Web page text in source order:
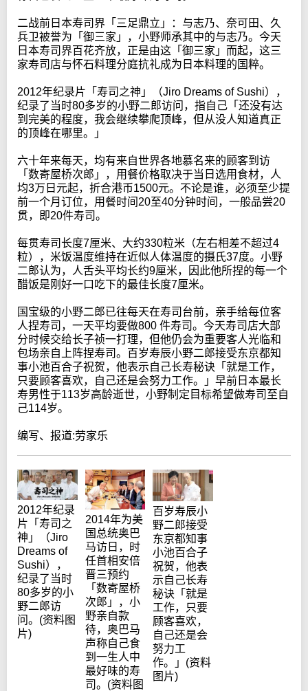
二战前日本寿司界「三足鼎立」：与志乃、奈可田、久
兵卫被誉为「御三家」，小野师承其中的与志乃。今天
日本寿司界百花齐放，正是由这「御三家」而起，这三
家寿司店与怀石料理分庭抗礼成为日本料理的国粹。
2012年纪录片「寿司之神」（Jiro Dreams of Sushi），
纪录了当时80多岁的小野二郎访问，指自己「还没有达
到完美的程度，我会继续攀爬顶峰，但从没人知道真正
的顶峰在哪里。」
六十年来每天，均有来自世界各地慕名来的顾客到访
「数寄屋桥次郎」，用餐价格取决于当日选用食材，人
均3万日元起，折合港币1500元。不论是谁，必须至少提
前一个月订位，用餐时间20至40分钟时间，一般品尝20
贯，即20件寿司。
每贯寿司长度7厘米、大约330粒米（左右相差不超过4
粒），米饭温度维持在近似人体温度的摄氏37度。小野
二郎认为，人舌头平均长约9厘米，因此他所捏的每一个
醋饭是刚好一口吃下的最佳长度7厘米。
国宝级的小野二郎已往每天在寿司台前，亲手给每位客
人捏寿司，一天平均要做800 件寿司。今天寿司店大部
分时候交给长子祯一打理，但他仍会为重要客人光临和
包场亲自上阵捏寿司。百岁寿辰小野二郎接受东京都知
事小池百合子祝贺，他表示自己长寿秘诀「就是工作，
只要顾客喜欢，自己还是会努力工作。」早前日本最长
寿男性于113岁高龄逝世，小野制定目标希望做寿司至自
己114岁。
编写、报道:劳家乐
2012年纪录
片「寿司之
神」（Jiro
Dreams of
Sushi），
纪录了当时
80多岁的小
野二郎访
问。(资料图
片)
2014年为美
国总统奥巴
马访日，时
任首相安倍
晋三预约
「数寄屋桥
次郎」，小
野亲自款
待，奥巴马
声称自己食
到一生人中
最好味的寿
司。(资料图
百岁寿辰小
野二郎接受
东京都知事
小池百合子
祝贺，他表
示自己长寿
秘诀「就是
工作，只要
顾客喜欢，
自己还是会
努力工
作。」(资料
图片)